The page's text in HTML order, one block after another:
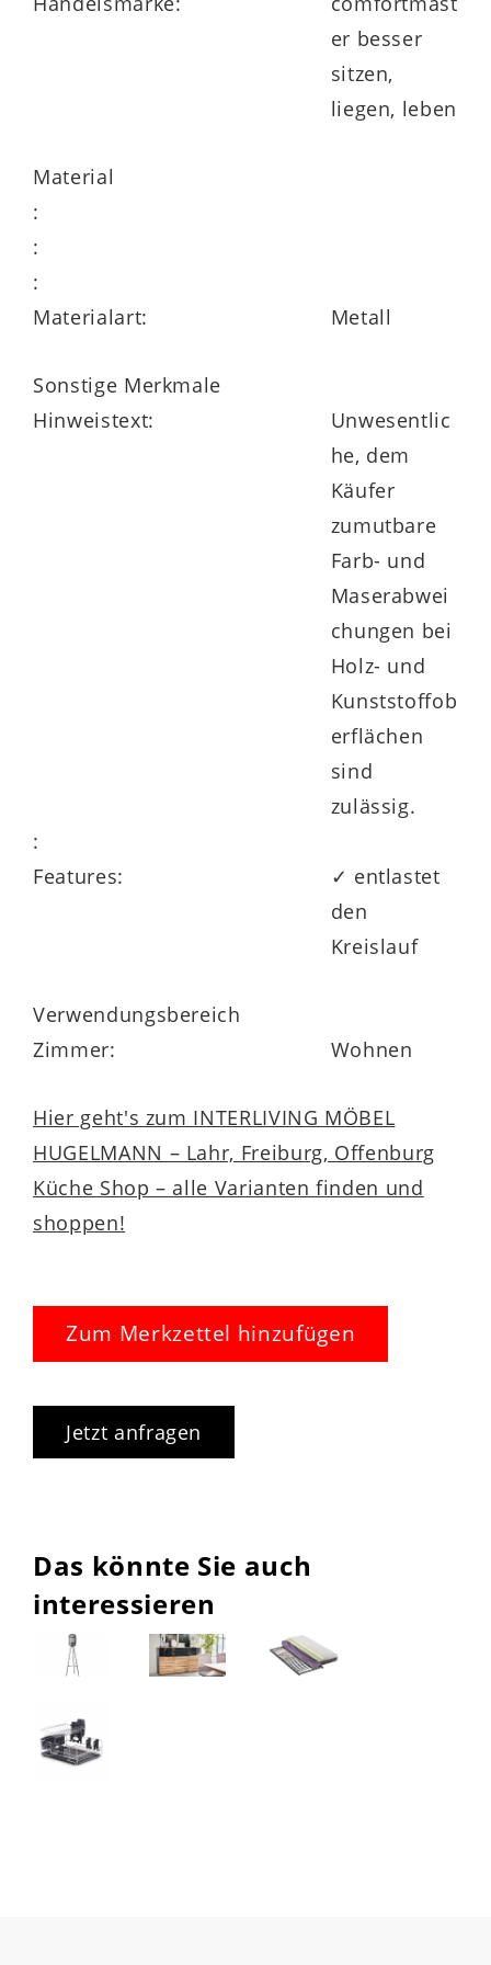
preisgleich zwei Sitzhöhen und drei
klimaschonend in Deutschland hergestellt
er besser
sitzen,
liegen, leben
Material
:
:
:
Materialart:
Metall
Sonstige Merkmale
Hinweistext:
Unwesentlic
he, dem
Käufer
zumutbare
Farb- und
Maserabwei
chungen bei
Holz- und
Kunststoffob
erflächen
sind
zulässig.
:
Features:
✓ entlastet
den
Kreislauf
Verwendungsbereich
Zimmer:
Wohnen
Hier geht's zum INTERLIVING MÖBEL
HUGELMANN – Lahr, Freiburg, Offenburg
Küche Shop – alle Varianten finden und
shoppen!
Zum Merkzettel hinzufügen
Jetzt anfragen
Das könnte Sie auch
interessieren